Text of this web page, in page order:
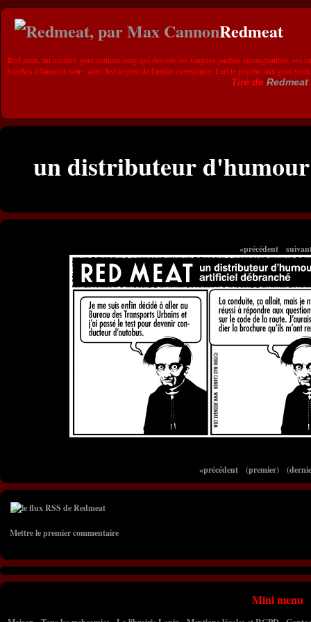
Redmeat
Red meat, un univers gore couleur sang qui dévoile ses longues jambes ensanglantées, ses
touches d'humour noir : avec Ted le père de famille exemplaire, Earl le psycho aux gros
Tiré de Redmeat
un distributeur
«précédent
«précédent (premier)
Mettre le premier commentaire
Mini menu